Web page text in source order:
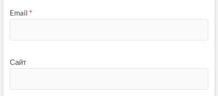
Email *
Сайт